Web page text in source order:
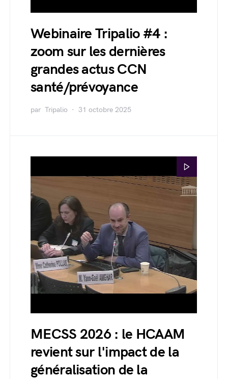
Webinaire Tripalio #4 :
zoom sur les dernières
grandes actus CCN
santé/prévoyance
par Tripalio 31 octobre 2025
MECSS 2026 : le HCAAM
revient sur l'impact de la
généralisation de la